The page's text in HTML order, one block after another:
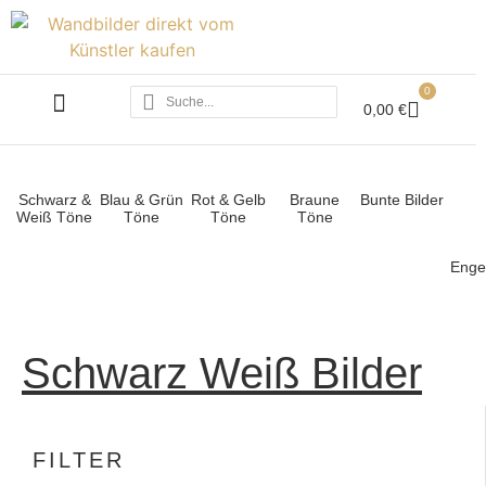
0,00 €
0
Schwarz &
Weiß Töne
Blau & Grün
Töne
Rot & Gelb
Töne
Braune
Töne
Bunte Bilder
Schwarz Weiß Bilder
FILTER